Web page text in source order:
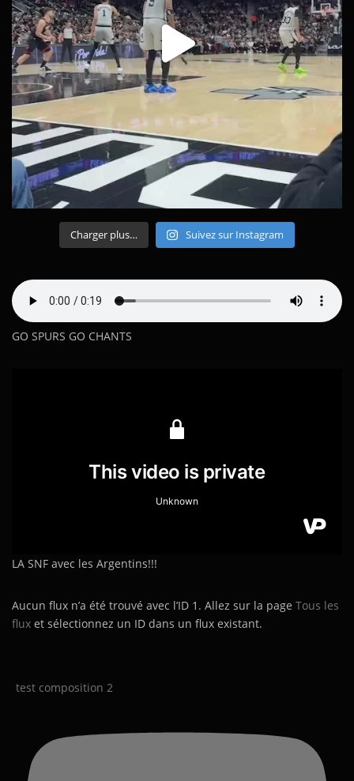
Charger plus… Suivez sur Instagram
GO SPURS GO CHANTS
LA SNF avec les Argentins!!!
Aucun flux n’a été trouvé avec l’ID 1. Allez sur la page Tous les
flux et sélectionnez un ID dans un flux existant.
test composition 2